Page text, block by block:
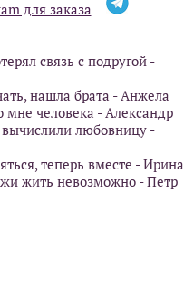
для заказа
связь с подругой -
нашла брата - Анжела
мне человека - Александр
любовницу -
теперь вместе - Ирина
жить невозможно - Петр